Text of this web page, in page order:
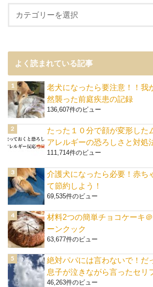
よく読まれている記事
老犬になったら要注意！！我
然襲った前庭疾患の記録
136,607件のビュー
たった１０分で顔が変形した
アレルギーの恐ろしさと対処
111,714件のビュー
介護犬になったら必要！赤ち
て節約しよう！
69,535件のビュー
材料2つの簡単チョコケーキ
ーンクック
63,677件のビュー
絶対パパには言わないで！だ
息子が泣きながら言ったセリ
46,263件のビュー